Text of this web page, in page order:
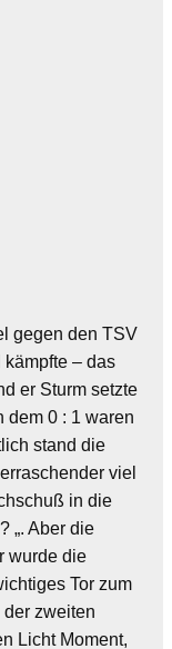
gegen den TSV
kämpfte – das
er Sturm setzte
dem 0 : 1 waren
stand die
viel
in die
„. Aber die
wurde die
Tor zum
zweiten
Licht Moment,